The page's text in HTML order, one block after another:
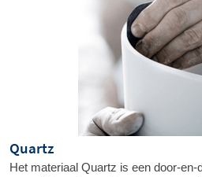
Quartz
Het materiaal Quartz is een door-en-